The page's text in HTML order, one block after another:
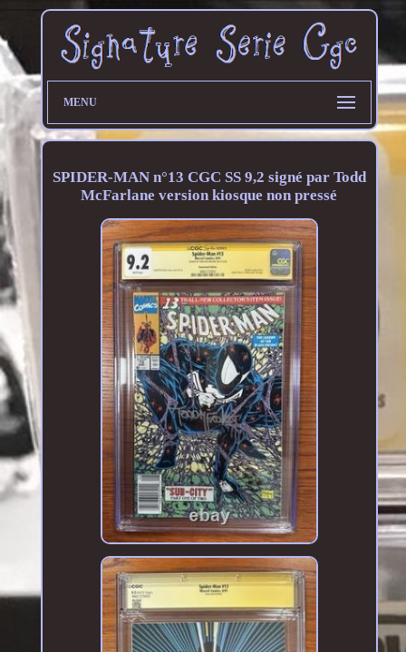
MENU
SPIDER-MAN n°13 CGC SS 9,2 signé par Todd
McFarlane version kiosque non pressé